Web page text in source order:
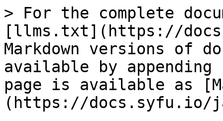
> For the complete
[llms.txt](https://
Markdown versions of
available by
page is available as
(https://docs.syfu.io/